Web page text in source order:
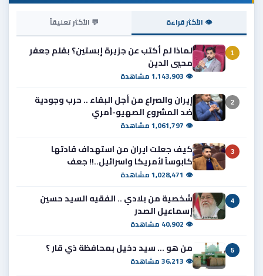
👁 الأكثر قراءة 💬 الأكثر تعليقاً
1
لماذا لم أكتب عن جزيرة إبستين؟ بقلم جعفر
محيي الدين
👁 1,143,903 مشاهدة
2
إيران والصراع من أجل البقاء .. حرب وجودية
ضد المشروع الصهيو-أمري
👁 1,061,797 مشاهدة
3
كيف جعلت ايران من استهداف قادتها
كابوساً لأمريكا واسرائيل..!! جعف
👁 1,028,471 مشاهدة
4
شخصية من بلادي .. الفقيه السيد حسين
إسماعيل الصدر
👁 40,902 مشاهدة
5 من هو ... سيد دخيل بمحافظة ذي قار ؟
👁 36,213 مشاهدة